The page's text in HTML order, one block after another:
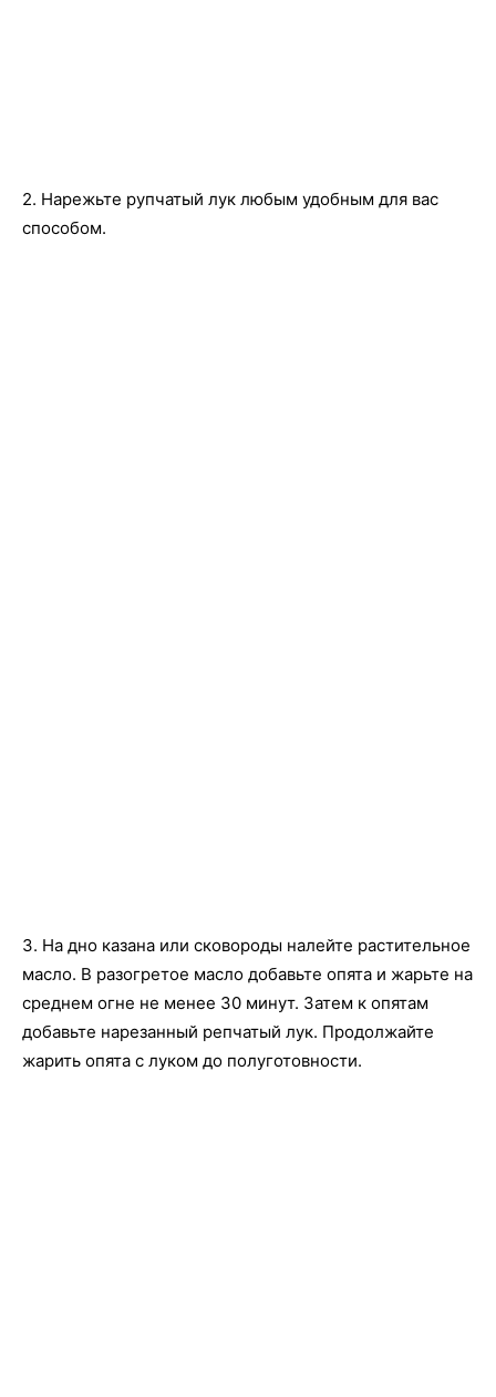
2. Нарежьте рупчатый лук любым удобным для вас
способом.
3. На дно казана или сковороды налейте растительное
масло. В разогретое масло добавьте опята и жарьте на
среднем огне не менее 30 минут. Затем к опятам
добавьте нарезанный репчатый лук. Продолжайте
жарить опята с луком до полуготовности.